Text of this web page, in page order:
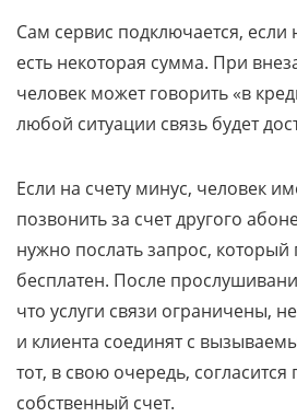
Сам сервис подключается, если
есть некоторая сумма. При
человек может говорить «в
любой ситуации связь будет
Если на счету минус, человек
позвонить за счет другого
нужно послать запрос,
бесплатен. После
что услуги связи ограничены,
и клиента соединят с
тот, в свою очередь, согласится
собственный счет.